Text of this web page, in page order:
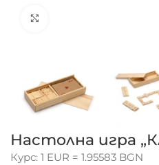
Настолна игра
Курс: 1 EUR = 1.95583 BGN